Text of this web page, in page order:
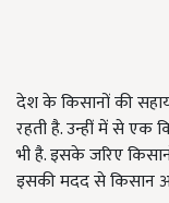
देश के किसानों की
रहती है. उन्हीं में से एक
भी है. इसके जरिए
इसकी मदद से किसान